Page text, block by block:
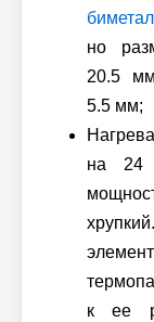
но
20.5
5.5 мм;
на 24
к ее